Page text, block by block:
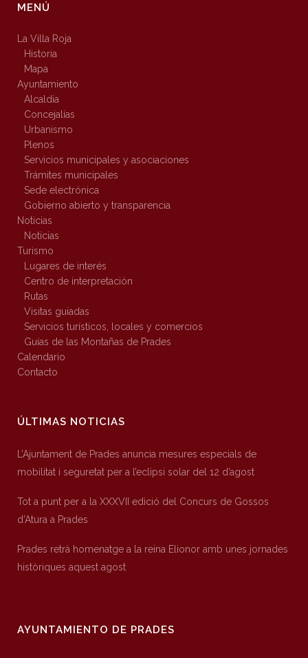
MENÚ
La Villa Roja
Historia
Mapa
Ayuntamiento
Alcaldía
Concejalías
Urbanismo
Plenos
Servicios municipales y asociaciones
Trámites municipales
Sede electrónica
Gobierno abierto y transparencia
Noticias
Noticias
Turismo
Lugares de interés
Centro de interpretación
Rutas
Visitas guiadas
Servicios turísticos, locales y comercios
Guías de las Montañas de Prades
Calendario
Contacto
ÚLTIMAS NOTICIAS
L’Ajuntament de Prades anuncia mesures especials de
mobilitat i seguretat per a l’eclipsi solar del 12 d’agost
Tot a punt per a la XXXVII edició del Concurs de Gossos
d’Atura a Prades
Prades retrà homenatge a la reina Elionor amb unes jornades
històriques aquest agost
AYUNTAMIENTO DE PRADES